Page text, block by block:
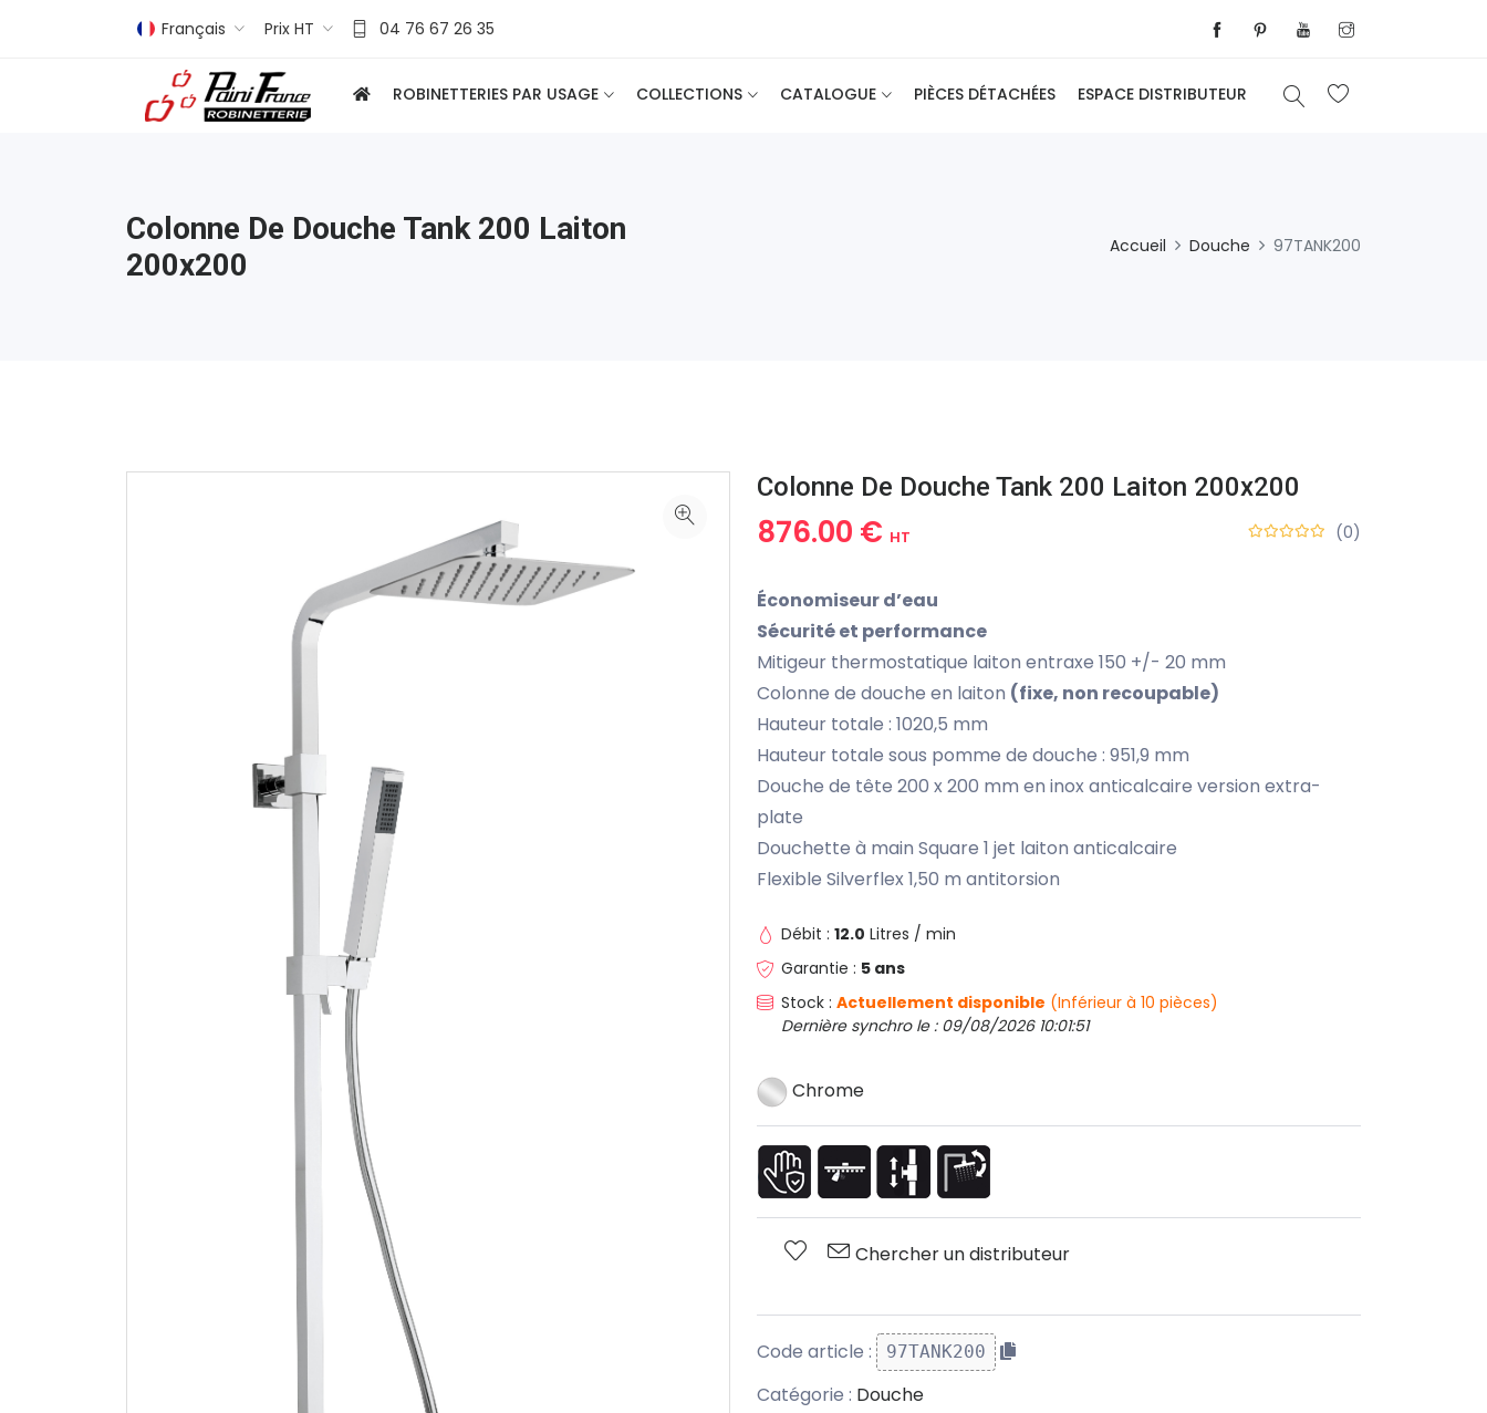
Français Prix HT 04 76 67 26 35
ROBINETTERIES PAR USAGE COLLECTIONS CATALOGUE PIÈCES DÉTACHÉES ESPACE DISTRIBUTEUR
Colonne De Douche Tank 200 Laiton
200x200
Accueil Douche 97TANK200
Colonne De Douche Tank 200 Laiton 200x200
876.00 € HT (0)
Économiseur d’eau
Sécurité et performance
Mitigeur thermostatique laiton entraxe 150 +/- 20 mm
Colonne de douche en laiton (fixe, non recoupable)
Hauteur totale : 1020,5 mm
Hauteur totale sous pomme de douche : 951,9 mm
Douche de tête 200 x 200 mm en inox anticalcaire version extra-
plate
Douchette à main Square 1 jet laiton anticalcaire
Flexible Silverflex 1,50 m antitorsion
Débit : 12.0 Litres / min
Garantie : 5 ans
Stock : Actuellement disponible (Inférieur à 10 pièces)
Dernière synchro le : 09/08/2026 10:01:51
Chrome
Chercher un distributeur
Code article : 97TANK200
Catégorie : Douche